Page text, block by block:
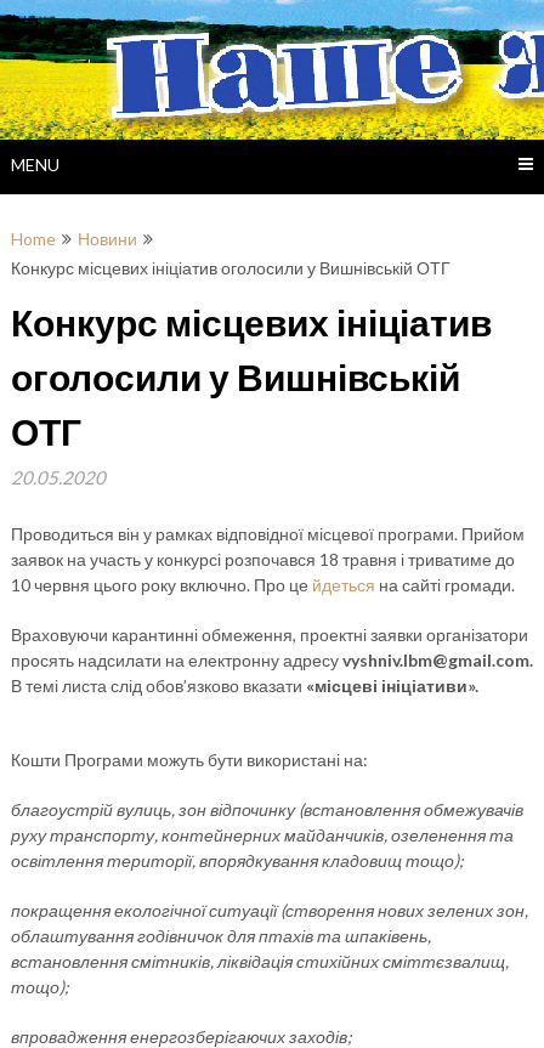
Skip
to
content
MENU
Home
Новини
Конкурс місцевих ініціатив оголосили у Вишнівській ОТГ
Конкурс місцевих ініціатив
оголосили у Вишнівській
ОТГ
20.05.2020
Проводиться він у рамках відповідної місцевої програми. Прийом
заявок на участь у конкурсі розпочався 18 травня і триватиме до
10 червня цього року включно. Про це йдеться на сайті громади.
Враховуючи карантинні обмеження, проектні заявки організатори
просять надсилати на електронну адресуvyshniv.lbm@gmail.com.
В темі листа слід обов’язково вказати «місцеві ініціативи».
Кошти Програми можуть бути використані на:
благоустрій вулиць, зон відпочинку (встановлення обмежувачів
руху транспорту, контейнерних майданчиків, озеленення та
освітлення території, впорядкування кладовищ тощо);
покращення екологічної ситуації (створення нових зелених зон,
облаштування годівничок для птахів та шпаківень,
встановлення смітників, ліквідація стихійних сміттєзвалищ,
тощо);
впровадження енергозберігаючих заходів;